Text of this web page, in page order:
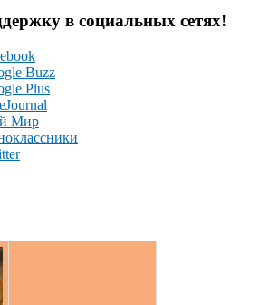
в социальных сетях!